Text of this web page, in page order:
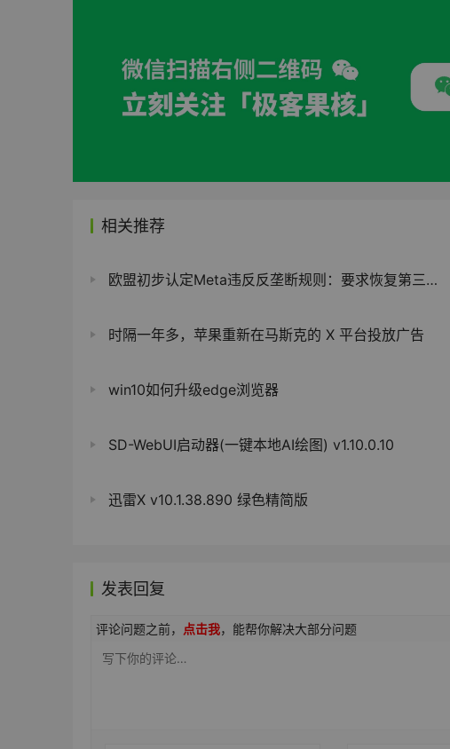
相关推荐
欧盟初步认定Meta违反反垄断规则：要求恢复第三方AI助手访问WhatsApp
时隔一年多，苹果重新在马斯克的 X 平台投放广告
win10如何升级edge浏览器
SD-WebUI启动器(一键本地AI绘图) v1.10.0.10
迅雷X v10.1.38.890 绿色精简版
发表回复
评论问题之前， 点击我，能帮你解决大部分问题